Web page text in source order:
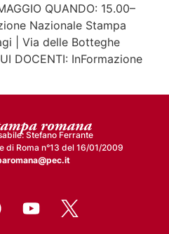
QUANDO: 15.00–
Nazionale Stampa
| Via delle Botteghe
DOCENTI: InFormazione
Stefano Ferrante
di Roma n°13 del 16/01/2009